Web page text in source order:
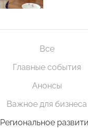
Все
Главные события
Анонсы
Важное для бизнеса
Региональное